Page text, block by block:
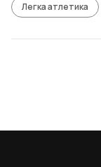
Легка атлетика